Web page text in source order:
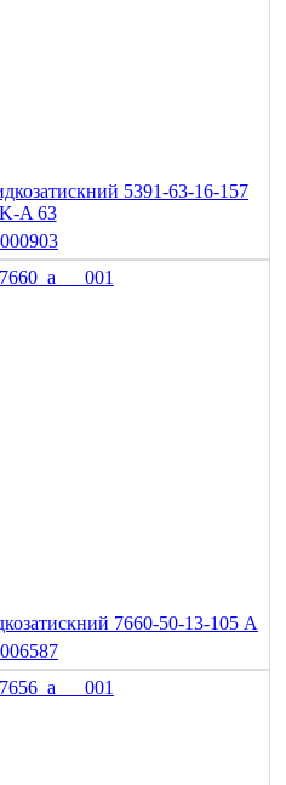
5391-63-16-157
A 63
7660-50-13-105 A